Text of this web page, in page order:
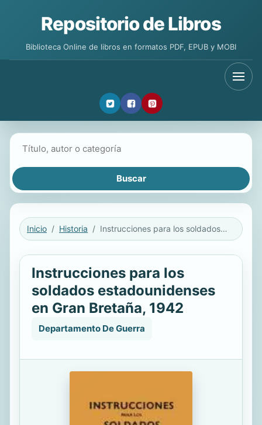
Repositorio de Libros
Biblioteca Online de libros en formatos PDF, EPUB y MOBI
Inicio Historia Instrucciones para los soldados estadounidenses en Gran Bretaña, 1942
Instrucciones para los
soldados estadounidenses
en Gran Bretaña, 1942
Departamento De Guerra